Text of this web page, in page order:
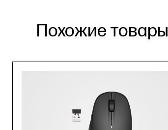
Похожие товары